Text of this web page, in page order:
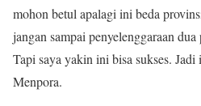
mohon betul apalagi ini beda
jangan sampai penyelenggaraan
Tapi saya yakin ini bisa sukses.
Menpora.